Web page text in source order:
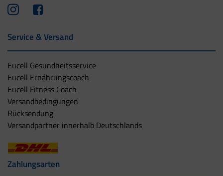
Service & Versand
Eucell Gesundheitsservice
Eucell Ernährungscoach
Eucell Fitness Coach
Versandbedingungen
Rücksendung
Versandpartner innerhalb Deutschlands
Zahlungsarten